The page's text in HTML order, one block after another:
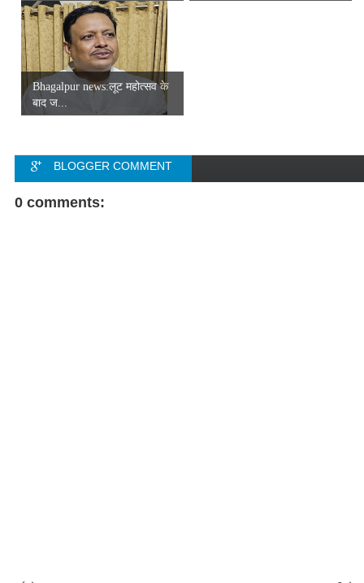
Bhagalpur news:लूट महोत्सव के
बाद ज...
BLOGGER COMMENT
FACEBOOK COMMENT
0 comments: